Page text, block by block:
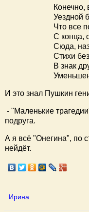
Конечно, вы
Уездной
Что все
С конца, с
Сюда, назло
Стихи без
В знак дружбы
Уменьшены,
И это знал Пушкин
- "Маленькие
подруга.
А я всё "Онегина", по
нейдёт.
Ирина